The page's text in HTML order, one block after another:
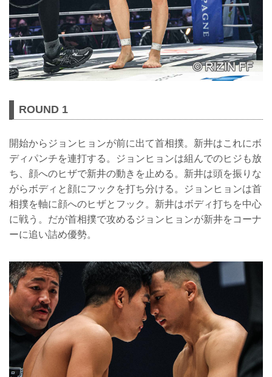
ROUND 1
開始からジョンヒョンが前に出て首相撲。新井はこれにボ
ディパンチを連打する。ジョンヒョンは組んでのヒジも放
ち、顔へのヒザで新井の動きを止める。新井は頭を振りな
がらボディと顔にフックを打ち分ける。ジョンヒョンは首
相撲を軸に顔へのヒザとフック。新井はボディ打ちを中心
に戦う。だが首相撲で攻めるジョンヒョンが新井をコーナ
ーに追い詰め優勢。